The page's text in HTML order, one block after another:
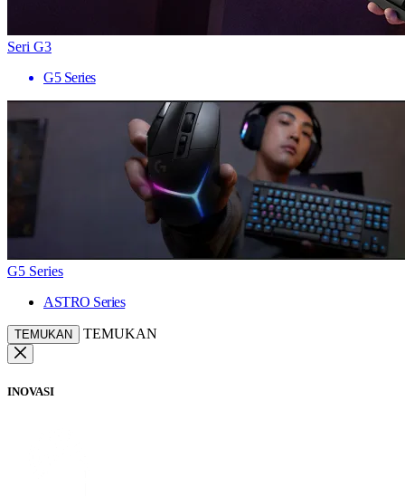
Seri G3
G5 Series
G5 Series
ASTRO Series
TEMUKAN TEMUKAN
INOVASI